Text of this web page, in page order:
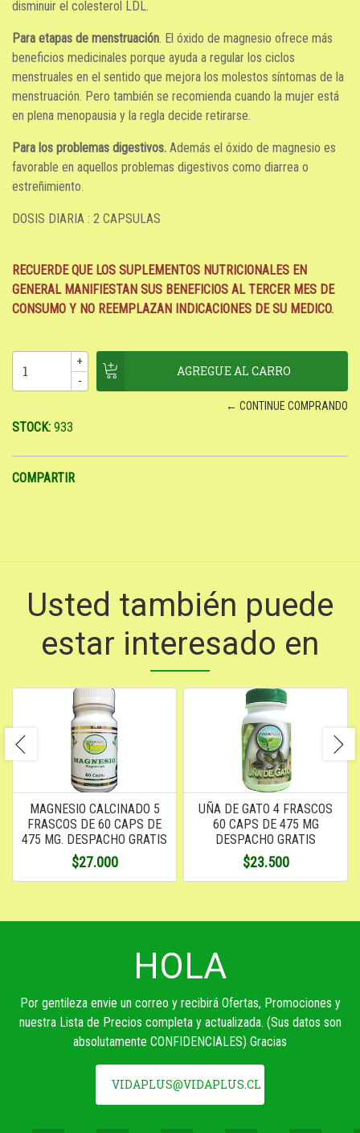
disminuir el colesterol LDL.
Para etapas de menstruación. El óxido de magnesio ofrece más
beneficios medicinales porque ayuda a regular los ciclos
menstruales en el sentido que mejora los molestos síntomas de la
menstruación. Pero también se recomienda cuando la mujer está
en plena menopausia y la regla decide retirarse.
Para los problemas digestivos. Además el óxido de magnesio es
favorable en aquellos problemas digestivos como diarrea o
estreñimiento.
DOSIS DIARIA : 2 CAPSULAS
RECUERDE QUE LOS SUPLEMENTOS NUTRICIONALES EN
GENERAL MANIFIESTAN SUS BENEFICIOS AL TERCER MES DE
CONSUMO Y NO REEMPLAZAN INDICACIONES DE SU MEDICO.
+
-
← CONTINUE COMPRANDO
STOCK: 933
COMPARTIR
Usted también puede
estar interesado en
MAGNESIO CALCINADO 5
FRASCOS DE 60 CAPS DE
475 MG. DESPACHO GRATIS
$27.000
UÑA DE GATO 4 FRASCOS
60 CAPS DE 475 MG
DESPACHO GRATIS
$23.500
HOLA
Por gentileza envie un correo y recibirá Ofertas, Promociones y
nuestra Lista de Precios completa y actualizada. (Sus datos son
absolutamente CONFIDENCIALES) Gracias
VIDAPLUS@VIDAPLUS.CL